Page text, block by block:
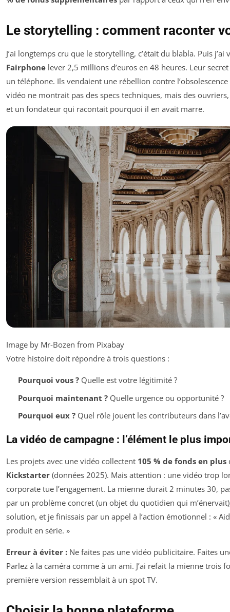
Le storytelling : comment raconter
J’ai longtemps cru que le storytelling, c’était du blabla. Puis j’ai
Fairphone lever 2,5 millions d’euros en 48 heures. Leur
un téléphone. Ils vendaient une rébellion contre
vidéo ne montrait pas des specs techniques, mais des
et un fondateur qui racontait pourquoi il en avait marre.
Image by Mr-Bozen from Pixabay
Votre histoire doit répondre à trois questions :
Pourquoi vous ?Quelle est votre légitimité ?
Pourquoi maintenant ?Quelle urgence ou opportunité ?
Pourquoi eux ?Quel rôle jouent les contributeurs dans
La vidéo de campagne : l’élément le plus
Les projets avec une vidéo collectent 105 % de fonds en plus
Kickstarter (données 2025). Mais attention : une vidéo trop
corporate tue l’engagement. La mienne durait 2 minutes 30,
par un problème concret (un objet du quotidien qui
solution, et je finissais par un appel à l’action émotionnel : «
produit en série. »
Erreur à éviter : Ne faites pas une vidéo publicitaire. Faites
Parlez à la caméra comme à un ami. J’ai refait la mienne trois
première version ressemblait à un spot TV.